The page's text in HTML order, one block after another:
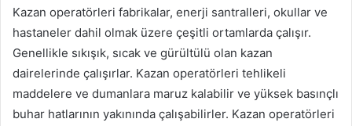
Kazan operatörleri fabrikalar, enerji santralleri, okullar ve
hastaneler dahil olmak üzere çeşitli ortamlarda çalışır.
Genellikle sıkışık, sıcak ve gürültülü olan kazan
dairelerinde çalışırlar. Kazan operatörleri tehlikeli
maddelere ve dumanlara maruz kalabilir ve yüksek basınçlı
buhar hatlarının yakınında çalışabilirler. Kazan operatörleri